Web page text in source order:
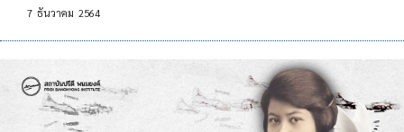
7 ธันวาคม 2564